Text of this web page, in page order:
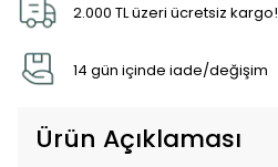
2.000 TL üzeri ücretsiz kargo!
14 gün içinde iade/değişim
Ürün Açıklaması